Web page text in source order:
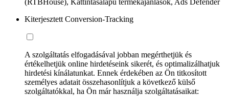
Kiterjesztett Conversion-Tracking
A szolgáltatás elfogadásával jobban megérthetjük és
értékelhetjük online hirdetéseink sikerét, és optimalizálhatjuk
hirdetési kínálatunkat. Ennek érdekében az Ön titkosított
személyes adatait összehasonlítjuk a következő külső
szolgáltatókkal, ha Ön már használja szolgáltatásaikat: